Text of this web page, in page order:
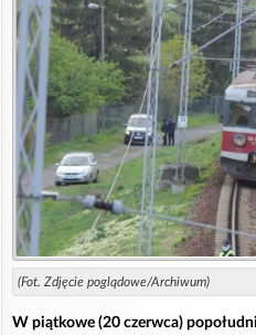
(Fot. Zdjęcie poglądowe/Archiwum)
W piątkowe (20 czerwca)